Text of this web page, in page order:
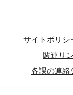
サイトポリシ
関連リ
各課の連絡